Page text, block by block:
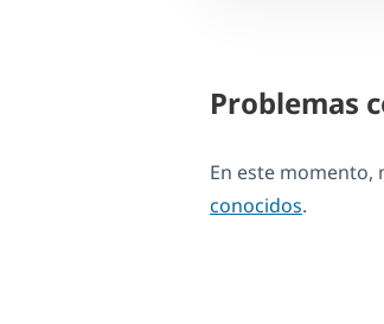
Problemas
En este momento,
conocidos.